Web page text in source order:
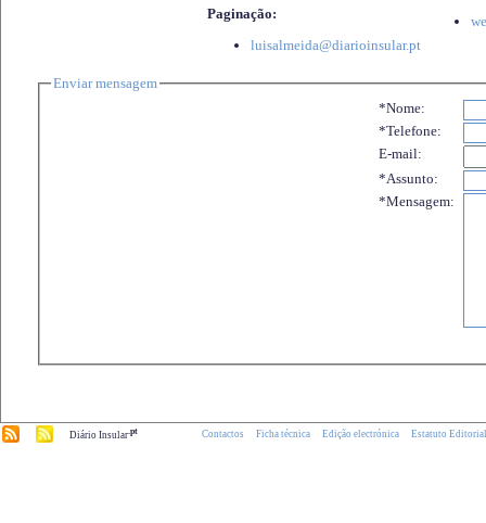
Paginação:
luisalmeida@diarioinsular.pt
Enviar mensagem
*Nome:
*Telefone:
E-mail:
*Assunto:
*Mensagem:
Diário Insular.pt Contactos Ficha técnica Edição electrónica Estatuto Editorial